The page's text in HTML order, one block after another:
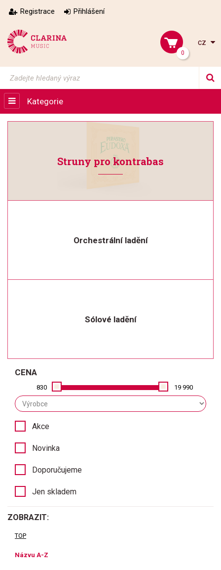
Registrace Přihlášení
0
cz
Kategorie
Struny pro kontrabas
Orchestrální ladění
Sólové ladění
CENA
830 19 990
Akce
Novinka
Doporučujeme
Jen skladem
ZOBRAZIT:
TOP
Názvu A-Z